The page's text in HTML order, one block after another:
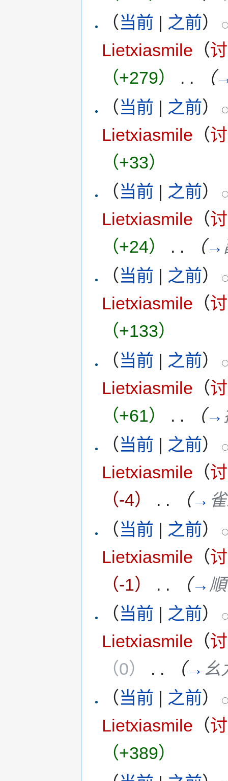
（当前 | 之前）
Lietxiasmile （
（+279）
. . （
（当前 | 之前）
Lietxiasmile （
（+33）
（当前 | 之前）
Lietxiasmile （
（+24）
. . （→
（ 当前 之前）
Lietxiasmile （
（+133）
（当前 | 之前）
Lietxiasmile （
（+61）
. . （→
（当前 | 之前）
Lietxiasmile （
（-4）
. . （→
（当前 | 之前）
Lietxiasmile （
（-1）
. . （→
（当前 | 之前）
Lietxiasmile （
（0）
. . （→ 幺
（ 当前 之前）
Lietxiasmile （
（+389）